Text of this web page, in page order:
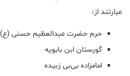
عبارتند از:
حرم حضرت عبدالعظیم حسنی (ع)
گورستان ابن بابویه
امامزاده بی‌بی زبیده